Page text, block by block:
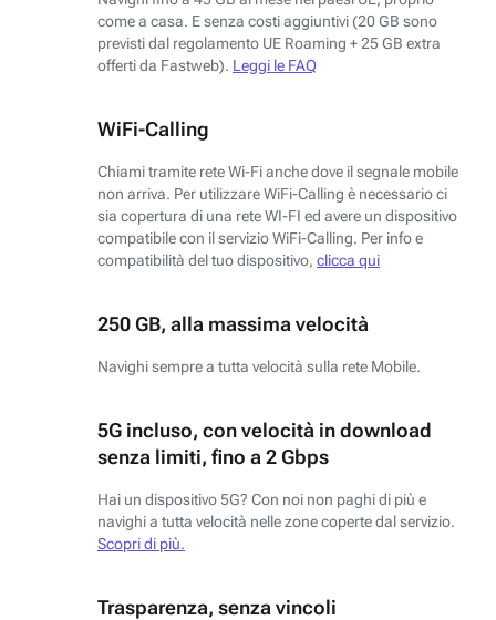
come a casa. E senza costi aggiuntivi (20 GB sono
previsti dal regolamento UE Roaming + 25 GB extra
offerti da Fastweb). Leggi le FAQ
WiFi-Calling
Chiami tramite rete Wi-Fi anche dove il segnale mobile
non arriva. Per utilizzare WiFi-Calling è necessario ci
sia copertura di una rete WI-FI ed avere un dispositivo
compatibile con il servizio WiFi-Calling. Per info e
compatibilità del tuo dispositivo, clicca qui
250 GB, alla massima velocità
Navighi sempre a tutta velocità sulla rete Mobile.
5G incluso, con velocità in download
senza limiti, fino a 2 Gbps
Hai un dispositivo 5G? Con noi non paghi di più e
navighi a tutta velocità nelle zone coperte dal servizio.
Scopri di più.
Trasparenza, senza vincoli